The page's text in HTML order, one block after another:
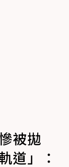
被拋
道」：